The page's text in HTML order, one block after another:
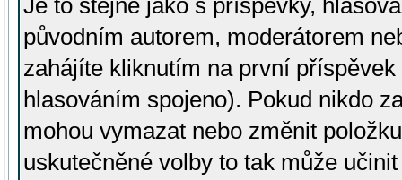
Je to stejné jako s příspěvky,
původním autorem, moderátorem
zahájíte kliknutím na první
hlasováním spojeno). Pokud nikdo
mohou vymazat nebo změnit
uskutečněné volby to tak může